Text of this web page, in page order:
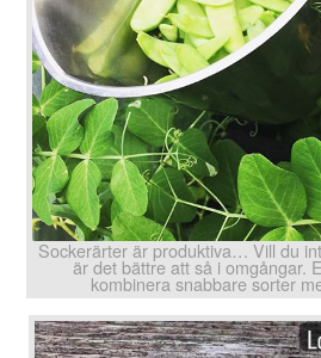
Sockerärter är produktiva… Vill du
är det bättre att så i omgångar.
kombinera snabbare sorter